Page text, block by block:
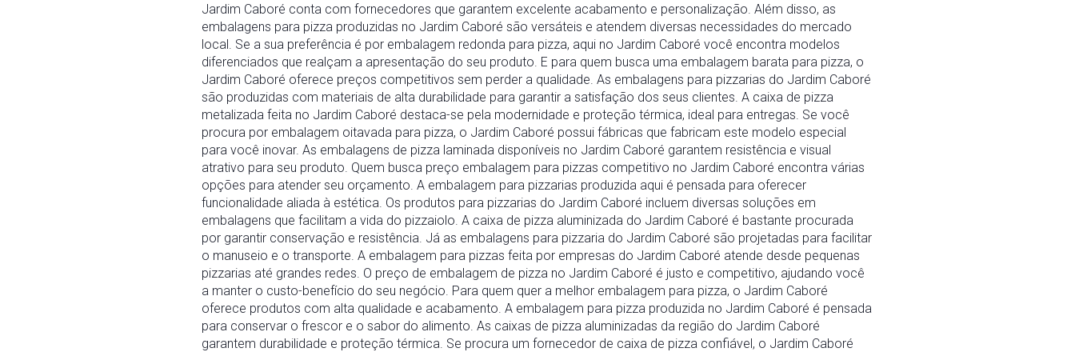
Jardim Caboré conta com fornecedores que garantem excelente acabamento e personalização. Além disso, as
embalagens para pizza produzidas no Jardim Caboré são versáteis e atendem diversas necessidades do mercado
local. Se a sua preferência é por embalagem redonda para pizza, aqui no Jardim Caboré você encontra modelos
diferenciados que realçam a apresentação do seu produto. E para quem busca uma embalagem barata para pizza, o
Jardim Caboré oferece preços competitivos sem perder a qualidade. As embalagens para pizzarias do Jardim Caboré
são produzidas com materiais de alta durabilidade para garantir a satisfação dos seus clientes. A caixa de pizza
metalizada feita no Jardim Caboré destaca-se pela modernidade e proteção térmica, ideal para entregas. Se você
procura por embalagem oitavada para pizza, o Jardim Caboré possui fábricas que fabricam este modelo especial
para você inovar. As embalagens de pizza laminada disponíveis no Jardim Caboré garantem resistência e visual
atrativo para seu produto. Quem busca preço embalagem para pizzas competitivo no Jardim Caboré encontra várias
opções para atender seu orçamento. A embalagem para pizzarias produzida aqui é pensada para oferecer
funcionalidade aliada à estética. Os produtos para pizzarias do Jardim Caboré incluem diversas soluções em
embalagens que facilitam a vida do pizzaiolo. A caixa de pizza aluminizada do Jardim Caboré é bastante procurada
por garantir conservação e resistência. Já as embalagens para pizzaria do Jardim Caboré são projetadas para facilitar
o manuseio e o transporte. A embalagem para pizzas feita por empresas do Jardim Caboré atende desde pequenas
pizzarias até grandes redes. O preço de embalagem de pizza no Jardim Caboré é justo e competitivo, ajudando você
a manter o custo-benefício do seu negócio. Para quem quer a melhor embalagem para pizza, o Jardim Caboré
oferece produtos com alta qualidade e acabamento. A embalagem para pizza produzida no Jardim Caboré é pensada
para conservar o frescor e o sabor do alimento. As caixas de pizza aluminizadas da região do Jardim Caboré
garantem durabilidade e proteção térmica. Se procura um fornecedor de caixa de pizza confiável, o Jardim Caboré